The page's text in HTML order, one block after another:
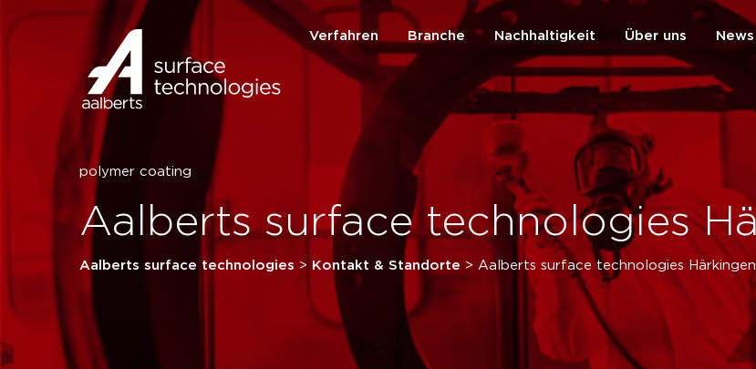
Verfahren Branche Nachhaltigkeit Über uns News
polymer coating
Aalberts surface technologies
Aalberts surface technologies > Kontakt & Standorte > Aalberts surface technologies Härkingen